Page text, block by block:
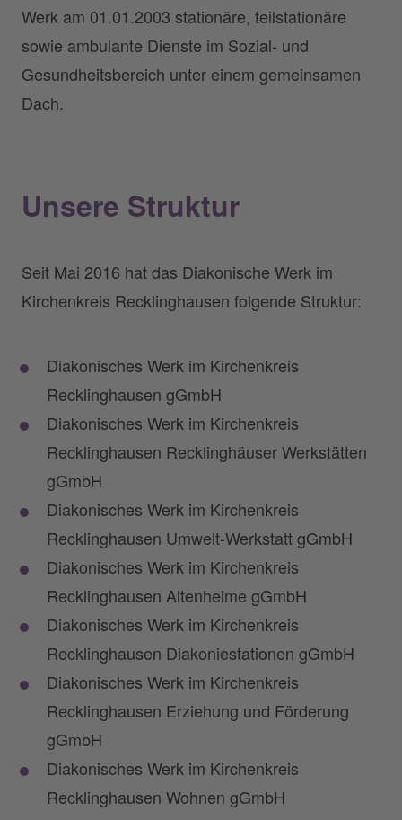
Werk am 01.01.2003 stationäre, teilstationäre
sowie ambulante Dienste im Sozial- und
Gesundheitsbereich unter einem gemeinsamen
Dach.
Unsere Struktur
Seit Mai 2016 hat das Diakonische Werk im
Kirchenkreis Recklinghausen folgende Struktur:
Diakonisches Werk im Kirchenkreis
Recklinghausen gGmbH
Diakonisches Werk im Kirchenkreis
Recklinghausen Recklinghäuser Werkstätten
gGmbH
Diakonisches Werk im Kirchenkreis
Recklinghausen Umwelt-Werkstatt gGmbH
Diakonisches Werk im Kirchenkreis
Recklinghausen Altenheime gGmbH
Diakonisches Werk im Kirchenkreis
Recklinghausen Diakoniestationen gGmbH
Diakonisches Werk im Kirchenkreis
Recklinghausen Erziehung und Förderung
gGmbH
Diakonisches Werk im Kirchenkreis
Recklinghausen Wohnen gGmbH